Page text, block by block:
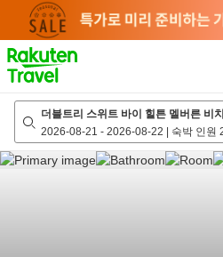
page
더블트리 스위트 바이 힐튼 멜버른 비
2026-08-21 - 2026-08-22 | 숙박 인원